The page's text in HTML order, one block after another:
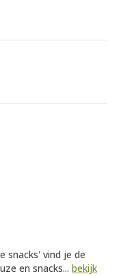
snacks' vind je de
en snacks... bekijk